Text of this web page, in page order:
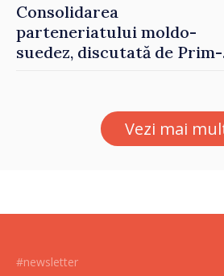
Consolidarea
parteneriatului moldo-
suedez, discutată de Prim-
Petra Lärke
Vezi mai
#newsletter